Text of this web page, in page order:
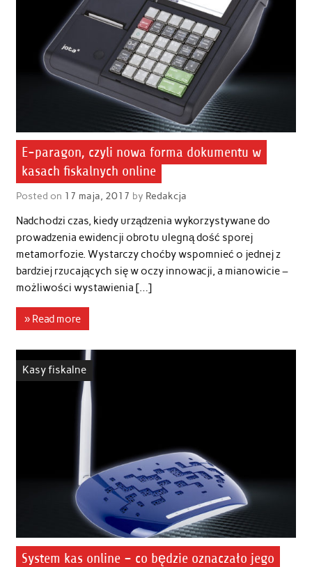
E-paragon, czyli nowa forma dokumentu w
kasach fiskalnych online
Posted on 17 maja, 2017 by Redakcja
Nadchodzi czas, kiedy urządzenia wykorzystywane do
prowadzenia ewidencji obrotu ulegną dość sporej
metamorfozie. Wystarczy choćby wspomnieć o jednej z
bardziej rzucających się w oczy innowacji, a mianowicie –
możliwości wystawienia […]
» Read more
Kasy fiskalne
System kas online – co będzie oznaczało jego